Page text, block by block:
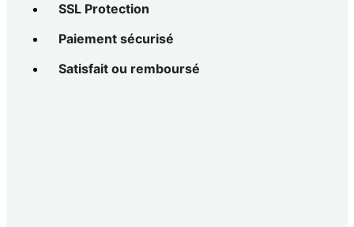
SSL Protection
Paiement sécurisé
Satisfait ou remboursé